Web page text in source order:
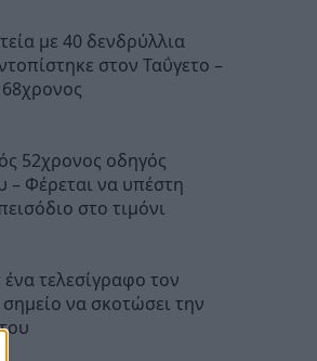
με 40 δενδρύλλια
στον Ταΰγετο –
52χρονος οδηγός
– Φέρεται να υπέστη
στο τιμόνι
τελεσίγραφο τον
να σκοτώσει την